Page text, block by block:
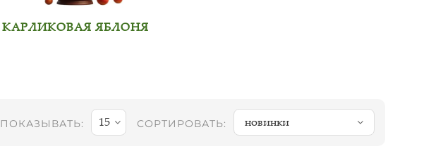
КАРЛИКОВАЯ ЯБЛОНЯ
ПОКАЗЫВАТЬ: 15 СОРТИРОВАТЬ: новинки